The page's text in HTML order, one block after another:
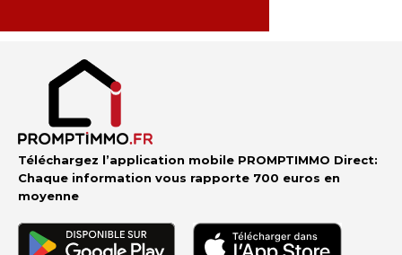
Téléchargez l’application mobile PROMPTIMMO Direct:
Chaque information vous rapporte 700 euros en
moyenne